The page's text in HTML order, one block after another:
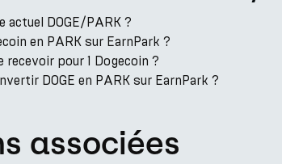
actuel DOGE/PARK ?
en PARK sur EarnPark ?
pour 1 Dogecoin ?
DOGE en PARK sur EarnPark ?
associées